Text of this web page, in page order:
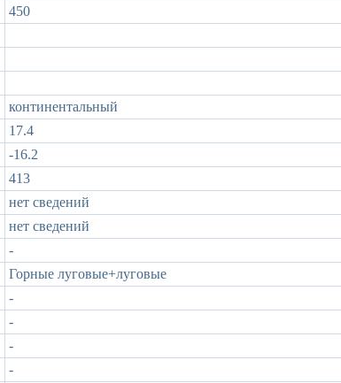
450
континентальный
17.4
-16.2
413
нет сведений
нет сведений
-
Горные луговые+луговые
-
-
-
-